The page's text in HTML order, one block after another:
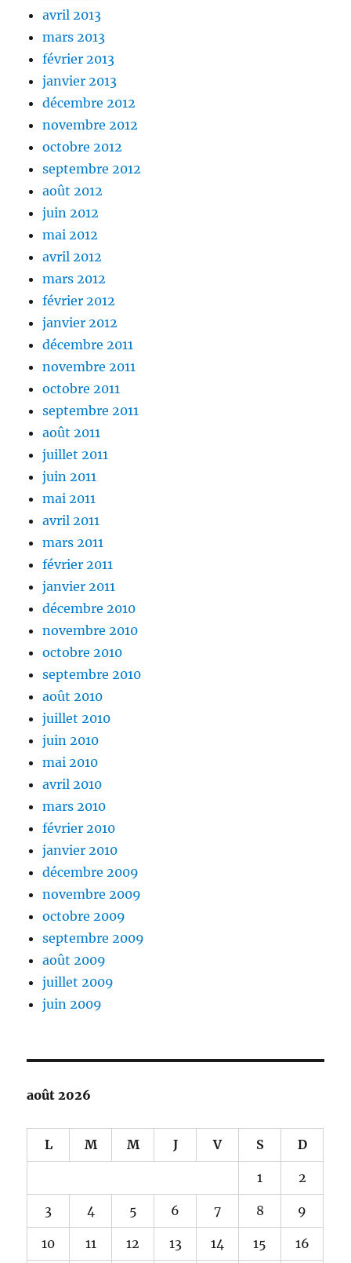
avril 2013
mars 2013
février 2013
janvier 2013
décembre 2012
novembre 2012
octobre 2012
septembre 2012
août 2012
juin 2012
mai 2012
avril 2012
mars 2012
février 2012
janvier 2012
décembre 2011
novembre 2011
octobre 2011
septembre 2011
août 2011
juillet 2011
juin 2011
mai 2011
avril 2011
mars 2011
février 2011
janvier 2011
décembre 2010
novembre 2010
octobre 2010
septembre 2010
août 2010
juillet 2010
juin 2010
mai 2010
avril 2010
mars 2010
février 2010
janvier 2010
décembre 2009
novembre 2009
octobre 2009
septembre 2009
août 2009
juillet 2009
juin 2009
août 2026
L M M J V S D
1 2
3 4 5 6 7 8 9
10 11 12 13 14 15 16